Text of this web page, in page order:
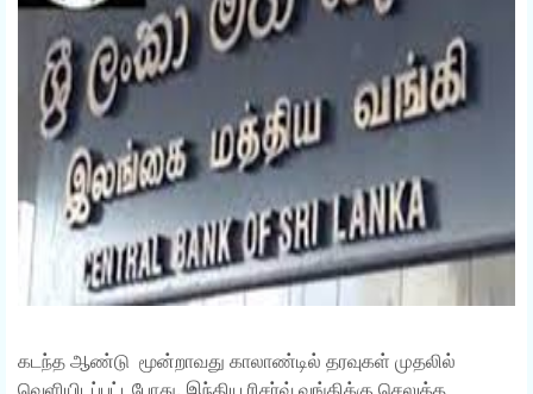
கடந்த ஆண்டு மூன்றாவது காலாண்டில் தரவுகள் முதலில்
வெளியிடப்பட்டபோது, ​​இந்திய ரிசர்வ் வங்கிக்கு செலுத்த